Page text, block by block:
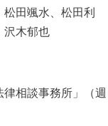
田颯水、松田利
沢木郁也
律相談事務所」（週